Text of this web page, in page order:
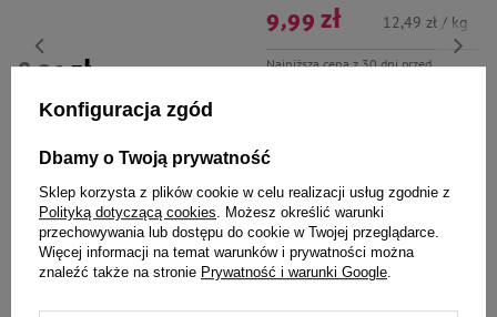
8,39 zł 10,49 zł / kg
Do koszyka
Najniższa cena z 30 dni przed
9,99 zł 12,49 zł / kg
Konfiguracja zgód
Dbamy o Twoją prywatność
Sklep korzysta z plików cookie w celu realizacji usług zgodnie z
Polityką dotyczącą cookies. Możesz określić warunki
przechowywania lub dostępu do cookie w Twojej przeglądarce.
Więcej informacji na temat warunków i prywatności można
znaleźć także na stronie Prywatność i warunki Google.